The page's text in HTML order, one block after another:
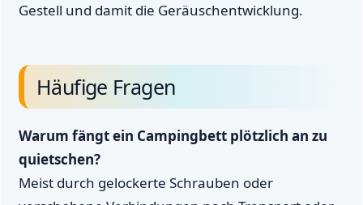
Gestell und damit die Geräuschentwicklung.
Häufige Fragen
Warum fängt ein Campingbett plötzlich an zu
quietschen?
Meist durch gelockerte Schrauben oder